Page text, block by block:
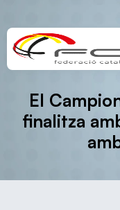
El
finalitza